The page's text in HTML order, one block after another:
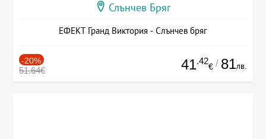
Слънчев Бряг
ЕФЕКТ Гранд Виктория - Слънчев бряг
-20%
51.64€ 41.42
€ / 81лв.